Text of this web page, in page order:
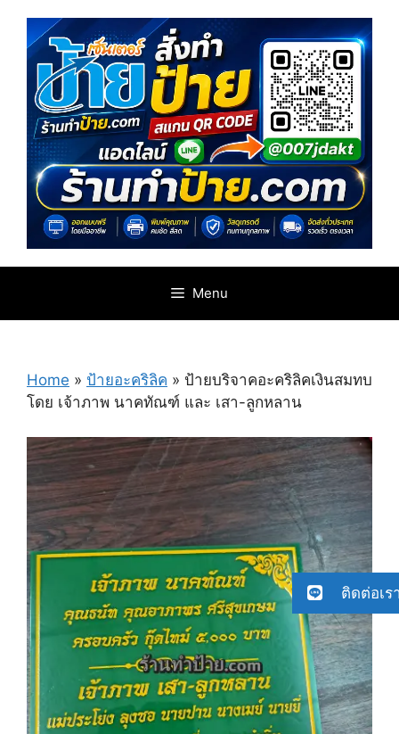
content
Menu
Home » ป้ายอะคริลิค » ป้ายบริจาคอะคริลิคเงินสมทบ
โดย เจ้าภาพ นาคทัณฑ์ และ เสา-ลูกหลาน
ติดต่อเร